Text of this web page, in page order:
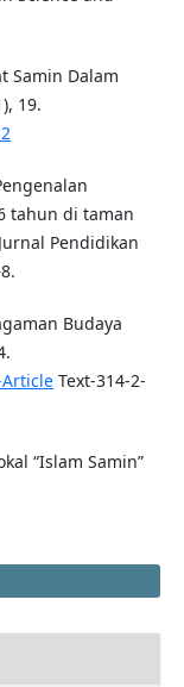
Samin Dalam
19.
tahun di taman
Pendidikan
Budaya
Text-314-2-
“Islam Samin”